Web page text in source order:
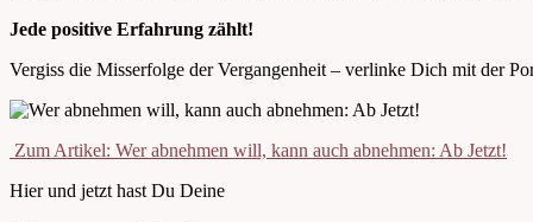
Jede positive Erfahrung zählt!
Vergiss die Misserfolge der Vergangenheit – verlinke Dich mit der
Zum Artikel: Wer abnehmen will, kann auch abnehmen: Ab Jetzt!
Hier und jetzt hast Du Deine